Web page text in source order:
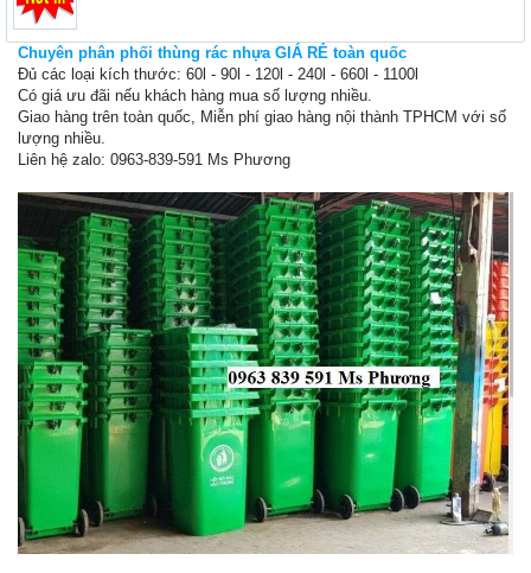
Chuyên phân phối thùng rác nhựa GIÁ RẺ toàn quốc
Đủ các loại kích thước: 60l - 90l - 120l - 240l - 660l - 1100l
Có giá ưu đãi nếu khách hàng mua số lượng nhiều.
Giao hàng trên toàn quốc, Miễn phí giao hàng nội thành TPHCM với số
lượng nhiều.
Liên hệ zalo: 0963-839-591 Ms Phương